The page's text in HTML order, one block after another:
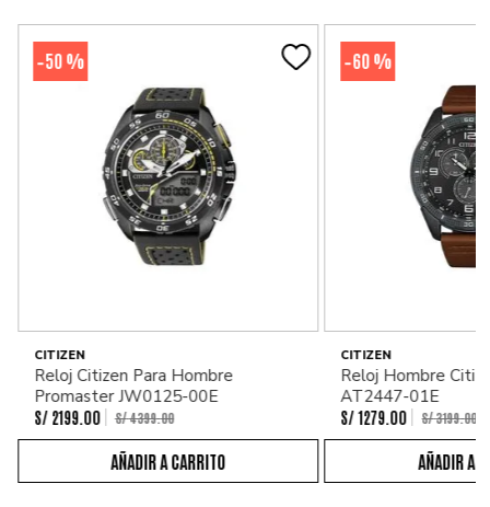
-50 %
CITIZEN
Reloj Citizen Para Hombre
Promaster JW0125-00E
S/ 2199. 00 S/4399.00
-60 %
CITIZEN
Reloj Hombre
AT2447-01E
S/ 1279 00 S/3199.00